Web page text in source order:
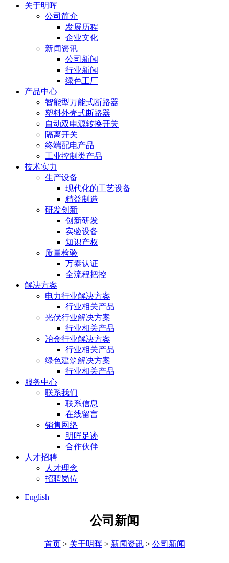
关于明晖
公司简介
发展历程
企业文化
新闻资讯
公司新闻
行业新闻
绿色工厂
产品中心
智能型万能式断路器
塑料外壳式断路器
自动双电源转换开关
隔离开关
终端配电产品
工业控制类产品
技术实力
生产设备
现代化的工艺设备
精益制造
研发创新
创新研发
实验设备
知识产权
质量检验
万泰认证
全流程把控
解决方案
电力行业解决方案
行业相关产品
光伏行业解决方案
行业相关产品
冶金行业解决方案
行业相关产品
绿色建筑解决方案
行业相关产品
服务中心
联系我们
联系信息
在线留言
销售网络
明晖足迹
合作伙伴
人才招聘
人才理念
招聘岗位
English
公司新闻
首页> 关于明晖> 新闻资讯> 公司新闻